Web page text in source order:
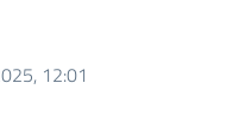
12:01